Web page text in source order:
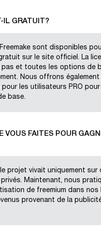
IL GRATUIT?
sont disponibles
sur le site officiel. La
pas et toutes les options de
Nous offrons
les utilisateurs PRO
base.
VOUS FAITES POUR
le projet vivait uniquement sur
Maintenant, nous
de freemium dans nos
provenant de la